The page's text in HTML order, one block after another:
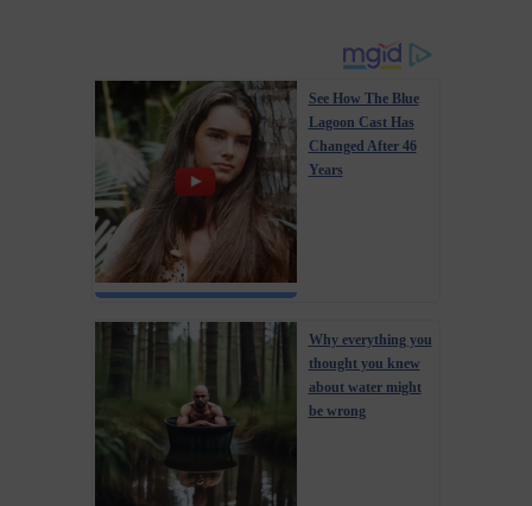
See How The Blue
Lagoon Cast Has
Changed After 46
Years
Why everything you
thought you knew
about water might
be wrong